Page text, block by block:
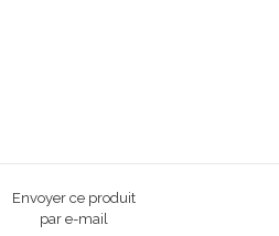
Envoyer ce produit
par e-mail